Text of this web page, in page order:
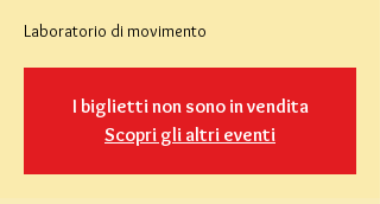
Laboratorio di movimento
I biglietti non sono in vendita
Scopri gli altri eventi